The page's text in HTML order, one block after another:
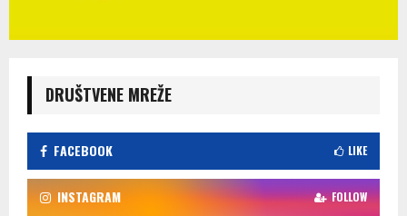
DRUŠTVENE MREŽE
FACEBOOK LIKE
INSTAGRAM FOLLOW